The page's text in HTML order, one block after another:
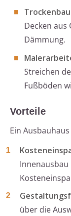
Decken
Dämmung.
Streichen
Fußböden
Vorteile
Ein
über die